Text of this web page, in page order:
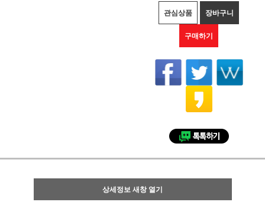
관심상품 장바구니
구매하기
상세정보 새창 열기